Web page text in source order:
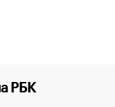
РБК